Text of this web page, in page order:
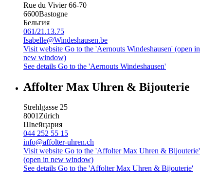
Rue du Vivier 66-70
6600Bastogne
Бельгия
061/21.13.75
Isabelle@Windeshausen.be
Visit website Go to the 'Aernouts Windeshausen' (open in
new window)
See details Go to the 'Aernouts Windeshausen'
Affolter Max Uhren & Bijouterie
Strehlgasse 25
8001Zürich
Швейцария
044 252 55 15
info@affolter-uhren.ch
Visit website Go to the 'Affolter Max Uhren & Bijouterie'
(open in new window)
See details Go to the 'Affolter Max Uhren & Bijouterie'